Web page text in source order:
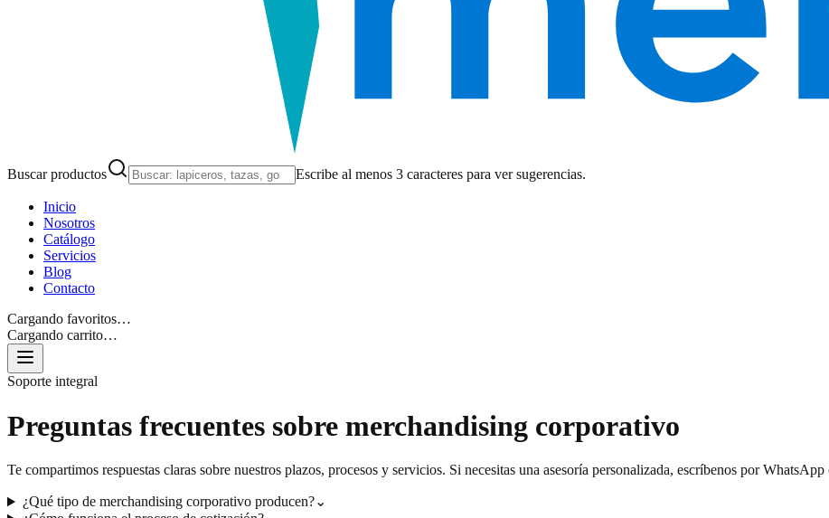
Buscar productos Escribe al menos 3 caracteres para ver sugerencias.
Inicio
Nosotros
Catálogo
Servicios
Blog
Contacto
Cargando favoritos…
Cargando carrito…
Soporte integral
Preguntas frecuentes sobre merchandising corporativo
Te compartimos respuestas claras sobre nuestros plazos, procesos y servicios. Si necesitas una asesoría personalizada, escríbenos por
¿Qué tipo de merchandising corporativo producen?⌄